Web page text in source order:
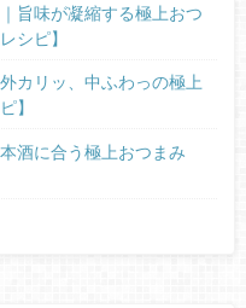
旨味が凝縮する極上おつ
シピ】
カリッ、中ふわっの極上
】
酒に合う極上おつまみ